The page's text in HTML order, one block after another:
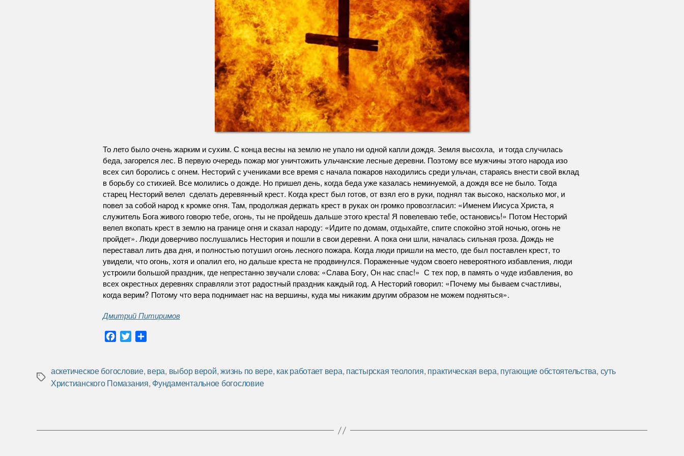
То лето было очень жарким и сухим. С конца весны на землю не упало ни одной капли дождя. Земля высохла, и тогда случилась
беда, загорелся лес. В первую очередь пожар мог уничтожить ульчанские лесные деревни. Поэтому все мужчины этого народа изо
всех сил боролись с огнем. Несторий с учениками все время с начала пожаров находились среди ульчан, стараясь внести свой вклад
в борьбу со стихией. Все молились о дожде. Но пришел день, когда беда уже казалась неминуемой, а дождя все не было. Тогда
старец Несторий велел сделать деревянный крест. Когда крест был готов, от взял его в руки, поднял так высоко, насколько мог, и
повел за собой народ к кромке огня. Там, продолжая держать крест в руках он громко провозгласил: «Именем Иисуса Христа, я
служитель Бога живого говорю тебе, огонь, ты не пройдешь дальше этого креста! Я повелеваю тебе, остановись!» Потом Несторий
велел вкопать крест в землю на границе огня и сказал народу: «Идите по домам, отдыхайте, спите спокойно этой ночью, огонь не
пройдет». Люди доверчиво послушались Нестория и пошли в свои деревни. А пока они шли, началась сильная гроза. Дождь не
переставал лить два дня, и полностью потушил огонь лесного пожара. Когда люди пришли на место, где был поставлен крест, то
увидели, что огонь, хотя и опалил его, но дальше креста не продвинулся. Пораженные чудом своего невероятного избавления, люди
устроили большой праздник, где непрестанно звучали слова: «Слава Богу, Он нас спас!» С тех пор, в память о чуде избавления, во
всех окрестных деревнях справляли этот радостный праздник каждый год. А Несторий говорил: «Почему мы бываем счастливы,
когда верим? Потому что вера поднимает нас на вершины, куда мы никаким другим образом не можем подняться».
Дмитрий Питиримов
e
b
t
t
р
а
Метки
аскетическое богословие, вера, выбор верой,жизнь по вере, как работает вера, пастырская теология, практическая вера, пугающие обстоятельства, суть
Христианского Помазания, Фундаментальное богословие